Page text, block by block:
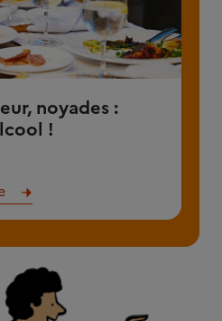
noyades :
!